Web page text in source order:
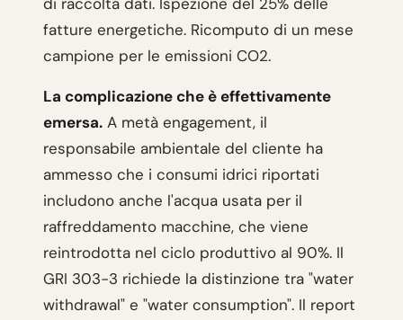
fatture energetiche. Ricomputo di un mese
campione per le emissioni CO2.
La complicazione che è effettivamente
emersa. A metà engagement, il
responsabile ambientale del cliente ha
ammesso che i consumi idrici riportati
includono anche l'acqua usata per il
raffreddamento macchine, che viene
reintrodotta nel ciclo produttivo al 90%. Il
GRI 303-3 richiede la distinzione tra "water
withdrawal" e "water consumption". Il report